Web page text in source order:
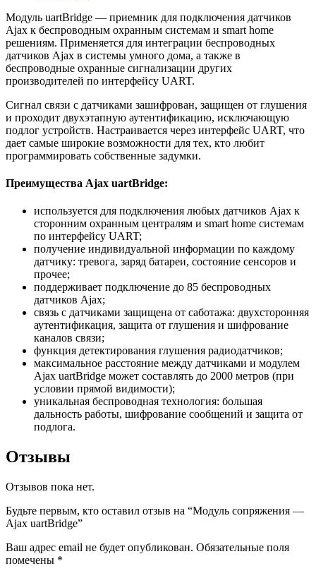
Модуль uartBridge — приемник для подключения датчиков
Ajax к беспроводным охранным системам и smart home
решениям. Применяется для интеграции беспроводных
датчиков Ajax в системы умного дома, а также в
беспроводные охранные сигнализации других
производителей по интерфейсу UART.
Сигнал связи с датчиками зашифрован, защищен от глушения
и проходит двухэтапную аутентификацию, исключающую
подлог устройств. Настраивается через интерфейс UART, что
дает самые широкие возможности для тех, кто любит
программировать собственные задумки.
Преимущества Ajax uartBridge:
используется для подключения любых датчиков Ajax к
сторонним охранным централям и smart home системам
по интерфейсу UART;
получение индивидуальной информации по каждому
датчику: тревога, заряд батареи, состояние сенсоров и
прочее;
поддерживает подключение до 85 беспроводных
датчиков Ajax;
связь с датчиками защищена от саботажа: двухсторонняя
аутентификация, защита от глушения и шифрование
каналов связи;
функция детектирования глушения радиодатчиков;
максимальное расстояние между датчиками и модулем
Ajax uartBridge может составлять до 2000 метров (при
условии прямой видимости);
уникальная беспроводная технология: большая
дальность работы, шифрование сообщений и защита от
подлога.
Отзывы
Отзывов пока нет.
Будьте первым, кто оставил отзыв на “Модуль сопряжения —
Ajax uartBridge”
Ваш адрес email не будет опубликован. Обязательные поля
помечены *